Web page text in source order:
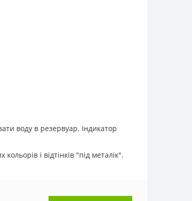
воду в резервуар. Індикатор
і відтінків "під металік".